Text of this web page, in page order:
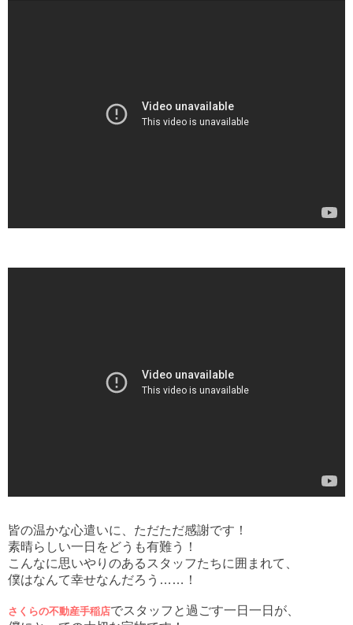
皆の温かな心遣いに、ただただ感謝です！
素晴らしい一日をどうも有難う！
こんなに思いやりのあるスタッフたちに囲まれて、
僕はなんて幸せなんだろう……！
さくらの不動産手稲店でスタッフと過ごす一日一日が、